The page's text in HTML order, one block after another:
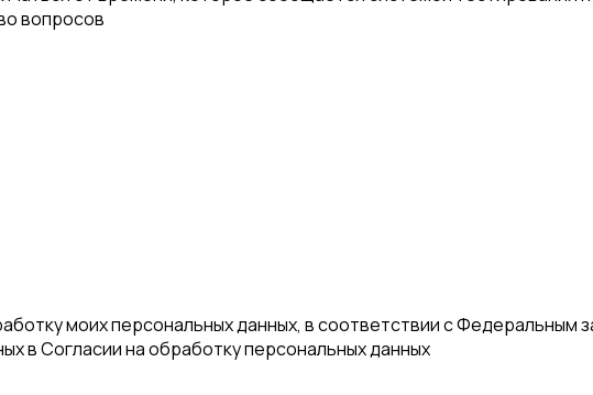
вопросов
моих персональных данных, в соответствии с Федеральным
в Согласии на обработку персональных данных